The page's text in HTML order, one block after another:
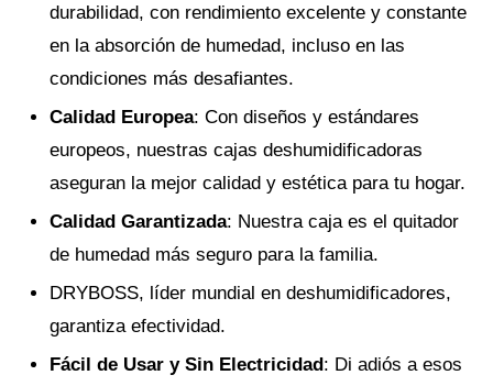
durabilidad, con rendimiento excelente y constante
en la absorción de humedad, incluso en las
condiciones más desafiantes.
Calidad Europea: Con diseños y estándares
europeos, nuestras cajas deshumidificadoras
aseguran la mejor calidad y estética para tu hogar.
Calidad Garantizada: Nuestra caja es el quitador
de humedad más seguro para la familia.
DRYBOSS, líder mundial en deshumidificadores,
garantiza efectividad.
Fácil de Usar y Sin Electricidad: Di adiós a esos